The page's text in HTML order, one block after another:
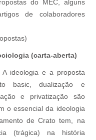
do MEC, alguns
de colaboradores
(carta-aberta)
ideologia e a proposta
basic, dualização e
e privatização são
o essencial da ideologia
de Crato tem, na
(trágica) na história